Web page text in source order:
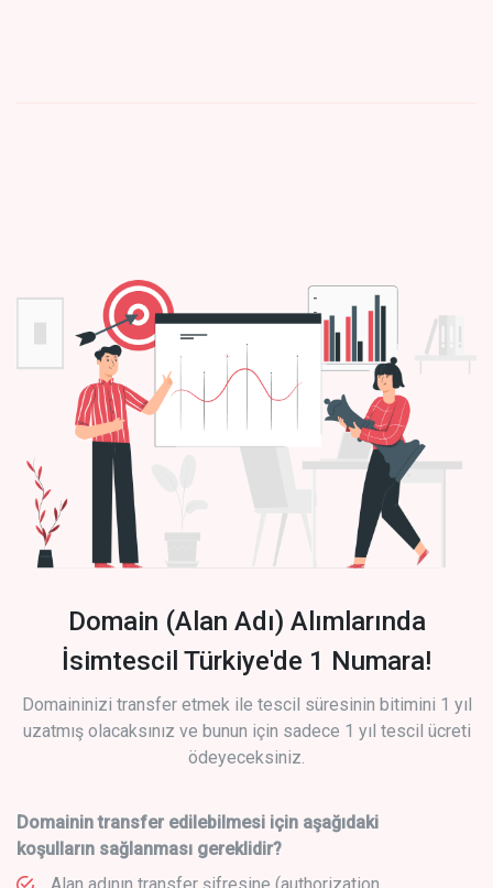
Domain (Alan Adı) Alımlarında
İsimtescil Türkiye'de 1 Numara!
Domaininizi transfer etmek ile tescil süresinin bitimini 1 yıl
uzatmış olacaksınız ve bunun için sadece 1 yıl tescil ücreti
ödeyeceksiniz.
Domainin transfer edilebilmesi için aşağıdaki
koşulların sağlanması gereklidir?